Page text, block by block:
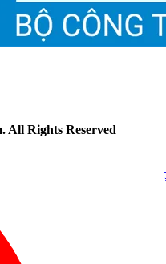
All Rights Reserved
(8h00 - 21h30)
(8h00 -